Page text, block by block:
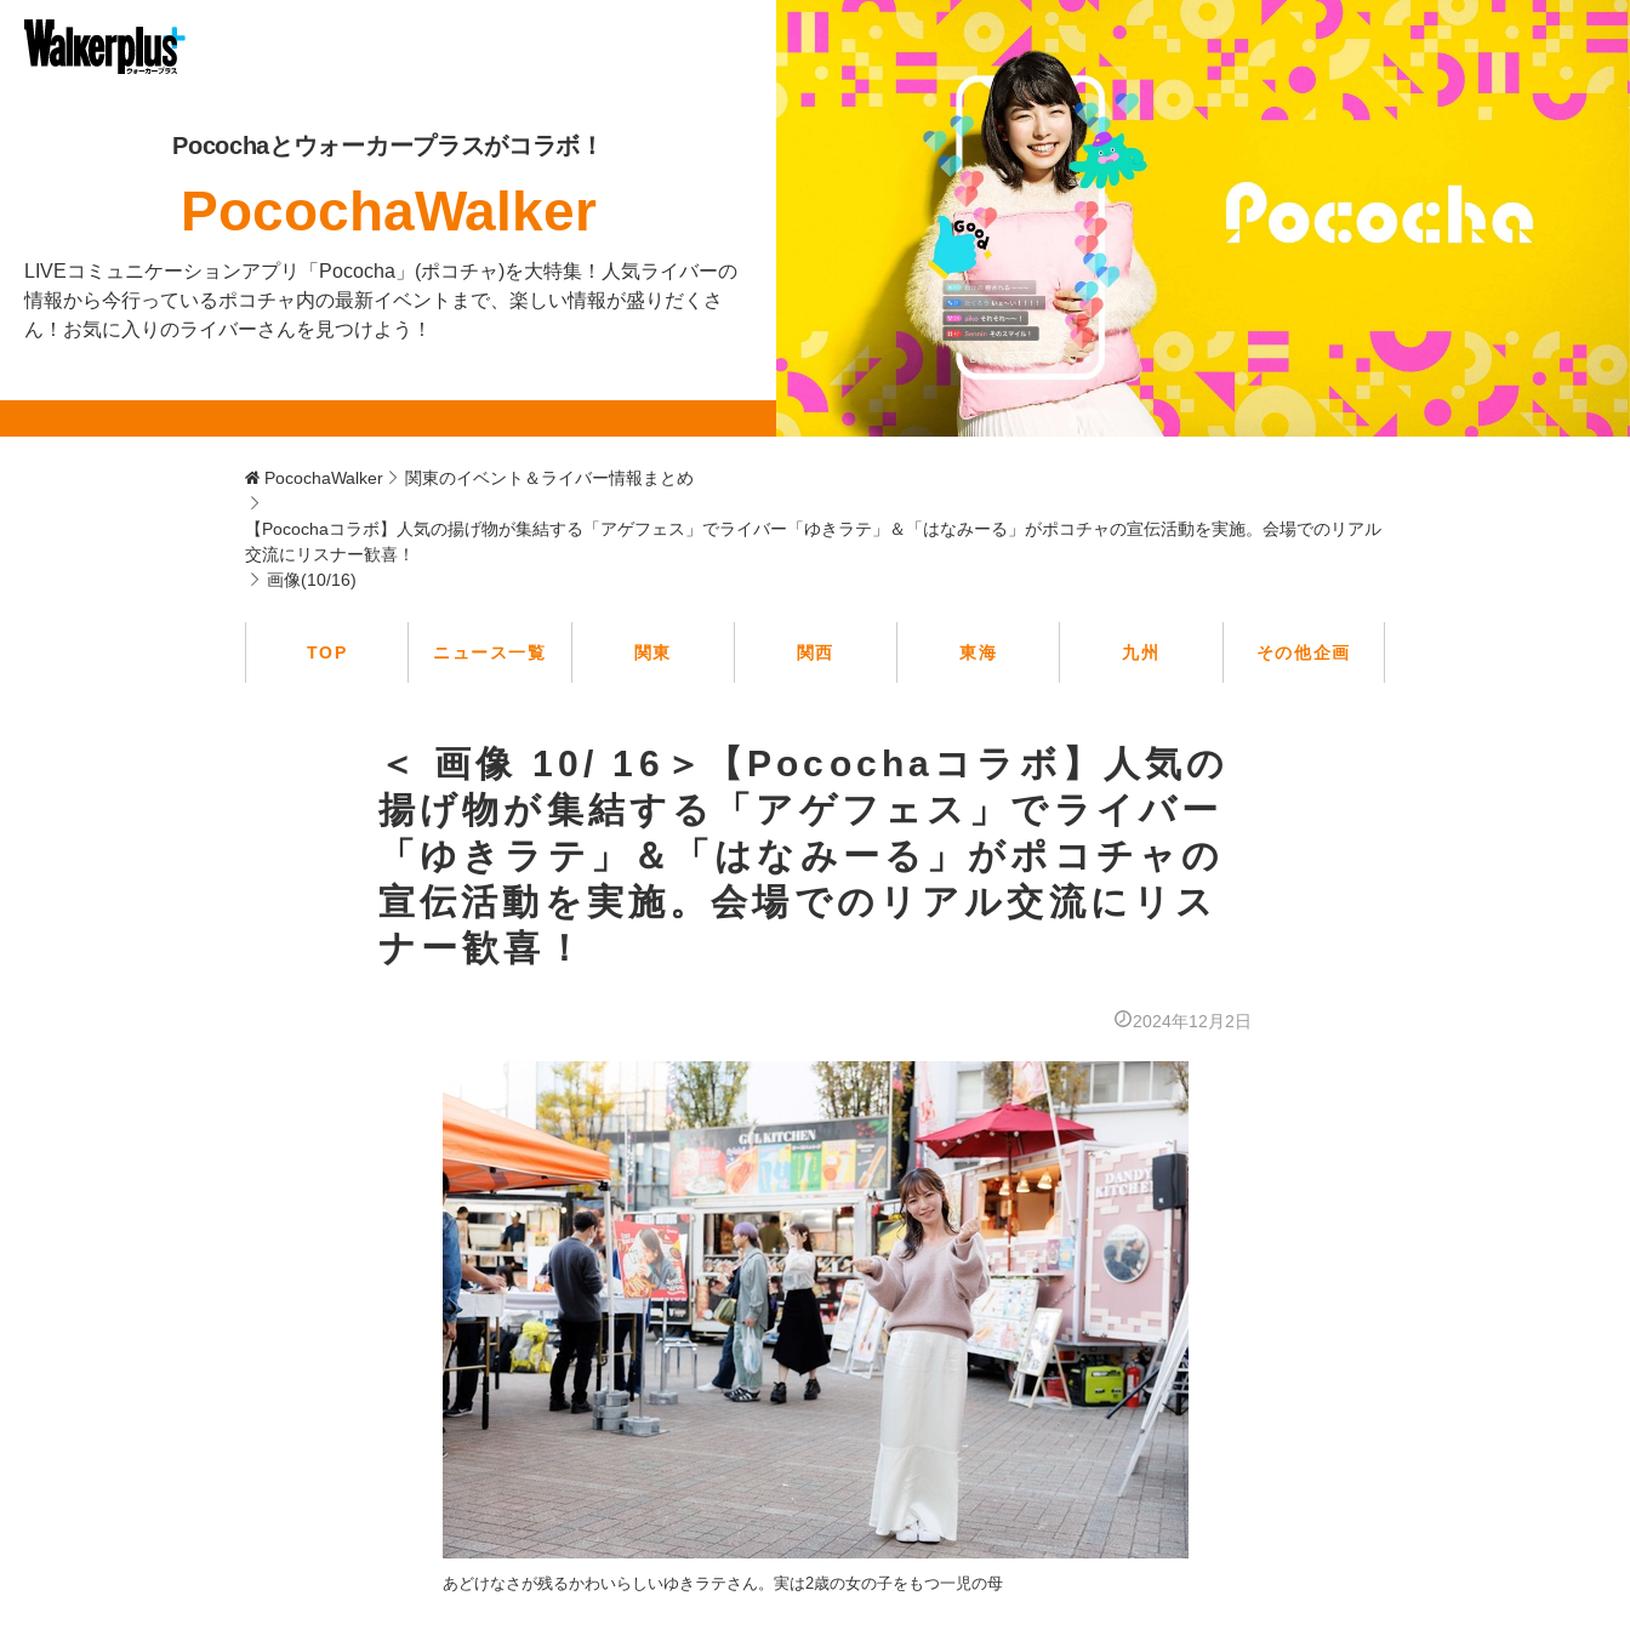
Pocochaとウォーカープラスがコラボ！
PocochaWalker
LIVEコミュニケーションアプリ「Pococha」(ポコチャ)を大特集！人気ライバーの
情報から今行っているポコチャ内の最新イベントまで、楽しい情報が盛りだくさ
ん！お気に入りのライバーさんを見つけよう！
PocochaWalker 関東のイベント＆ライバー情報まとめ
【Pocochaコラボ】人気の揚げ物が集結する「アゲフェス」でライバー「ゆきラテ」＆「はなみーる」がポコチャの宣伝活動を実施。会場でのリアル
交流にリスナー歓喜！
画像(10/16)
TOP ニュース一覧 関東 関西 東海 九州 その他企画
＜ 画像 10/ 16＞【Pocochaコラボ】人気の
揚げ物が集結する「アゲフェス」でライバー
「ゆきラテ」＆「はなみーる」がポコチャの
宣伝活動を実施。会場でのリアル交流にリス
ナー歓喜！
2024年12月2日
あどけなさが残るかわいらしいゆきラテさん。実は2歳の女の子をもつ一児の母